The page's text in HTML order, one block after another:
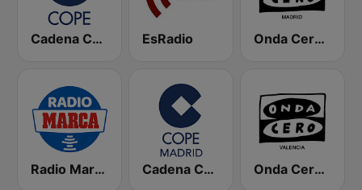
Cadena COPE EsRadio Onda Cero Madrid
Radio Marca Nacional Cadena COPE Madrid Onda Cero Valencia